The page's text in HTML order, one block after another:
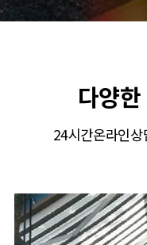
다양
24시간온라인